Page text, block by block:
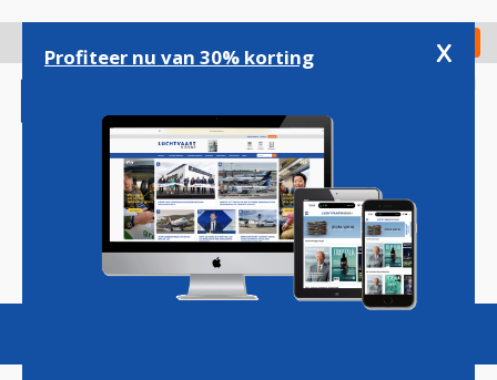
gaan
Check in
Magazine Podcasts Vacatures
Profiteer nu van 30% korting x